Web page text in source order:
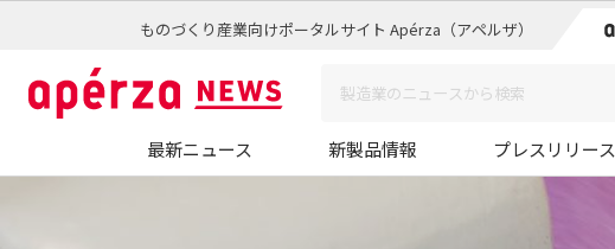
ものづくり産業向けポータルサイト Apérza（アペルザ）
最新ニュース 新製品情報 プレスリリース